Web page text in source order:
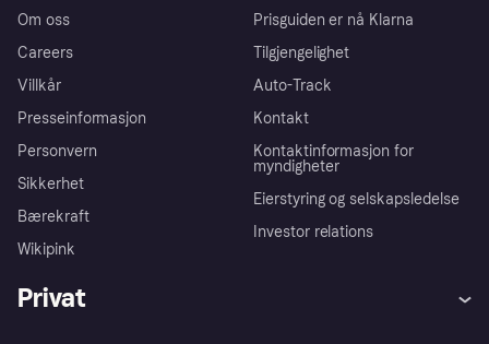
Om oss
Careers
Villkår
Presseinformasjon
Personvern
Sikkerhet
Bærekraft
Wikipink
Prisguiden er nå Klarna
Tilgjengelighet
Auto-Track
Kontakt
Kontaktinformasjon for
myndigheter
Eierstyring og selskapsledelse
Investor relations
Privat